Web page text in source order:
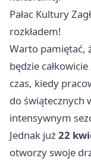
Pałac Kultury
rozkładem!
Warto pamiętać,
będzie
czas, kiedy
do świątecznych
intensywnym
Jednak już22
otworzy swoje